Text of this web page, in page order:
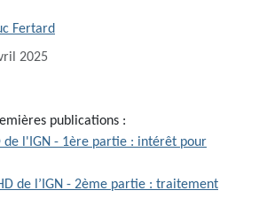
Fertard
2025
publications :
de l'IGN - 1ère partie : intérêt pour
de l’IGN - 2ème partie : traitement